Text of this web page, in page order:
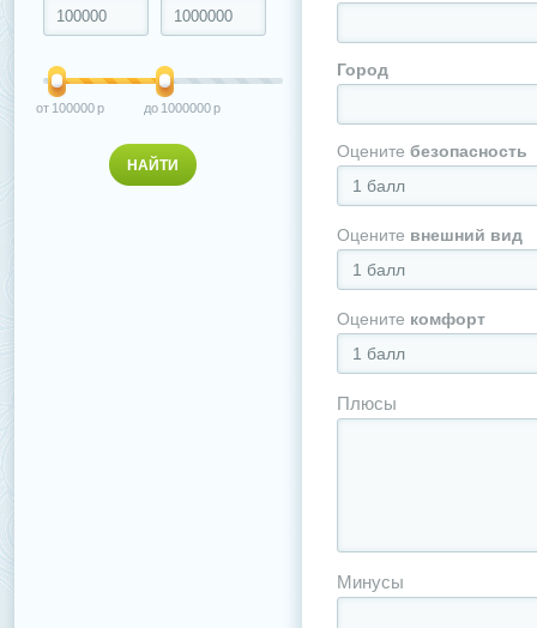
100000 1000000
Город
Оцените безопасность
1 балл
Оцените внешний вид
1 балл
Оцените комфорт
1 балл
Плюсы
Минусы